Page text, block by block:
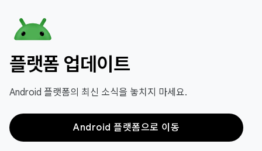
플랫폼 업데이트
Android 플랫폼의 최신 소식을 놓치지 마세요.
Android 플랫폼으로 이동